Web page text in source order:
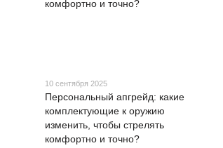
10 сентября 2025
Персональный апгрейд: какие
комплектующие к оружию
изменить, чтобы стрелять
комфортно и точно?